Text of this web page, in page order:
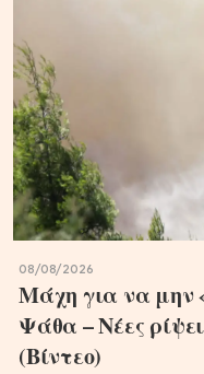
08/08/2026
Μάχη για να μην
Ψάθα – Νέες
(Βίντεο)